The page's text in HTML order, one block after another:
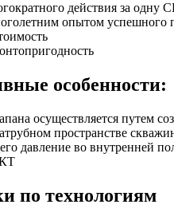
действия за одну
опытом успешного
особенности:
осуществляется путем
пространстве
давление во внутренней
по технологиям